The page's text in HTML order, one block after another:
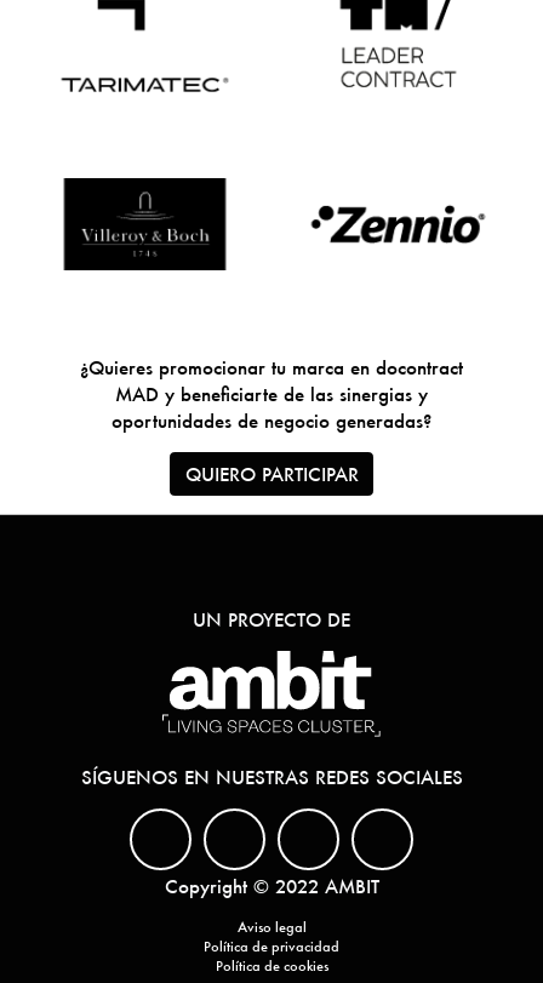
¿Quieres promocionar tu marca en docontract
MAD y beneficiarte de las sinergias y
oportunidades de negocio generadas?
QUIERO PARTICIPAR
UN PROYECTO DE
SÍGUENOS EN NUESTRAS REDES SOCIALES
Copyright © 2022 AMBIT
Aviso legal
Política de privacidad
Política de cookies